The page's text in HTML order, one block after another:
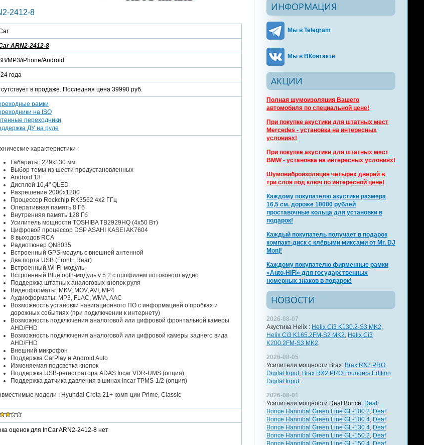
2412-8
ARN2-2412-8
MP3/iPhone/Android
года
в продаже. Последняя цена 39990 руб.
рамки
на ISO
переходники
ДУ на руле
характеристики :
Габариты: 229х130 мм
Выбор темы из шести предустановленных
Android 13
Дисплей 10,4" QLED
Разрешение 2000x1200
Процессор Rockchip RK3562 4x2 ГГц
Оперативная память 8 Гб
Внутренняя память 128 Гб
Усилитель мощности TOSHIBA TB2929HQ (4x50 Вт)
Цифровой процессор DSP ASAHI KASEI AK7604
8 выходов RCA
Радиотюнер QN8035
Встроенный GPS-модуль с внешней антенной
Два порта USB (Front+ Rear)
Встроенный Wi-Fi-модуль
Встроенный Bluetooth-модуль v 5.2 с профилем потокового аудио
Поддержка штатных аналоговых кнопок руля
Видеоформаты: MKV, MOV, AVI, MP4
Аудиоформаты: MP3, FLAC, WMA, AAC
Возможность установки навигационного ПО с информацией о пробках и
дорожных событиях (при подключении к интернету)
Возможность подключения аналоговой или цифровой фронтальной камеры
AHD/FHD
Возможность подключения аналоговой или цифровой камеры заднего вида
AHD/FHD
Внешний микрофон
Поддержка CarPlay и Android Auto
Изменяемая подсветка кнопок
Поддержка USB-регистратора ADAS Incar VDR-UMS (опция)
Поддержка датчика давления в шинах Incar TPMS-1/2 (опция)
модели : Hyundai Creta 21+ комп-ции Prime, Classic
оценок для InCar ARN2-2412-8 нет
ИНФОРМАЦИЯ
Мы в Telegram
Мы в ВКонтакте
АКЦИИ
Полная шумоизоляция Вашего
автомобиля по специальной цене!
При покупке акустики для штатных мест
Mercedes - установка на интересных
условиях!
При покупке акустики для штатных мест
BMW - установка на интересных условиях!
Шумовиброизоляция четырех дверей в
три слоя под ключ по интересной цене!
Каждому покупателю акустики размера
16,5 см. дороже 10000 рублей
проставочные кольца для установки в
подарок!
Каждый покупатель получает в подарок
компакт-диск с клёвыми миксами от Mr. DJ
Monj!
Каждому покупателю фирменные рамки
«Auto-HiFi» для государственных
номерных знаков в подарок!
НОВОСТИ
2026-08-07
Акустика Helix : Helix Ci3 K130.2-S3 MK2,
Helix Ci3 K165.2FM-S2 MK2, Helix Ci3
K200.2FM-S3 MK2.
2026-08-05
Усилители мощности Brax: Brax RX2 PRO
Digital Input, Brax RX2 PRO Founders Edition
Digital Input.
2026-08-01
Усилители мощности Deaf Bonce: Deaf
Bonce Hannibal Green Line GL-100.2, Deaf
Bonce Hannibal Green Line GL-100.4, Deaf
Bonce Hannibal Green Line GL-130.4, Deaf
Bonce Hannibal Green Line GL-150.2, Deaf
Bonce Hannibal Green Line GL-150.4, Deaf